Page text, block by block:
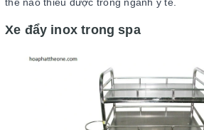
Xe đẩy inox trong spa